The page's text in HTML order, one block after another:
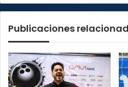
Publicaciones